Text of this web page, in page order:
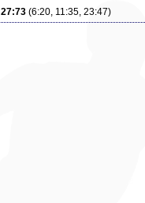
27:73 (6:20, 11:35, 23:47)